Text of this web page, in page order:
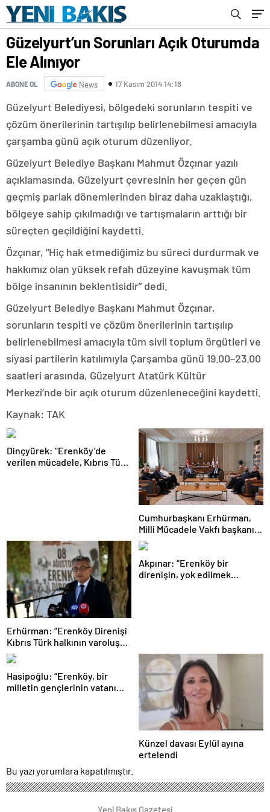
Güzelyurt’un Sorunları Açık Oturumda
Ele Alınıyor
ABONE OL News 17 Kasım 2014 14:18
Güzelyurt Belediyesi, bölgedeki sorunların tespiti ve
çözüm önerilerinin tartışılıp belirlenebilmesi amacıyla
çarşamba günü açık oturum düzenliyor.
Güzelyurt Belediye Başkanı Mahmut Özçınar yazılı
açıklamasında, Güzelyurt çevresinin her geçen gün
geçmiş parlak dönemlerinden biraz daha uzaklaştığı,
bölgeye sahip çıkılmadığı ve tartışmaların arttığı bir
süreçten geçildiğini kaydetti.
Özçınar, “Hiç hak etmediğimiz bu süreci durdurmak ve
hakkımız olan yüksek refah düzeyine kavuşmak tüm
bölge insanının beklentisidir” dedi.
Güzelyurt Belediye Başkanı Mahmut Özçınar,
sorunların tespiti ve çözüm önerilerinin tartışılıp
belirlenebilmesi amacıyla tüm sivil toplum örgütleri ve
siyasi partilerin katılımıyla Çarşamba günü 19.00–23.00
saatleri arasında, Güzelyurt Atatürk Kültür
Merkezi’nde bir açık oturum düzenleneceğini kaydetti.
Kaynak: TAK
Dinçyürek: “Erenköy’de
verilen mücadele, Kıbrıs Türk
Cumhurbaşkanı Erhürman,
Milli Mücadele Vakfı başkanı
ve yönetim kurulu üyelerini
kabul etti
Erhürman: “Erenköy Direnişi
Kıbrıs Türk halkının varoluş
mücadelesinde dönüm
noktalarından biri”
Akpınar: “Erenköy bir
direnişin, yok edilmek
Hasipoğlu: “Erenköy, bir
milletin gençlerinin vatanı
Künzel davası Eylül ayına
ertelendi
Bu yazı yorumlara kapatılmıştır.
Yeni Bakış Gazetesi